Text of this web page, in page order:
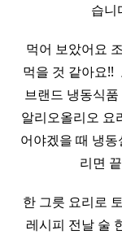
습니
먹어 보았어요
먹을 것 같아요!!
브랜드 냉동식
알리오올리오 요
어야겠을 때 냉
리면
한 그릇 요리로
레시피 전날 술